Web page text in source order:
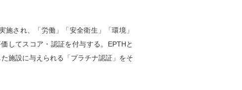
され、「労働」「安全衛生」「環境」
してスコア・認証を付与する。EPTHと
施設に与えられる「プラチナ認証」をそ